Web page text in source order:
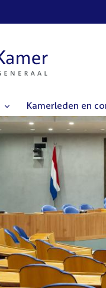
Kamerleden en